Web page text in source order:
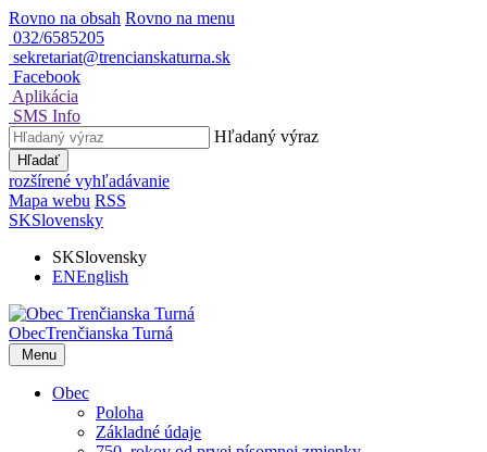
Rovno na obsah Rovno na menu
032/6585205
sekretariat@trencianskaturna.sk
Facebook
Aplikácia
SMS Info
Hľadaný výraz
Hľadať
rozšírené vyhľadávanie
Mapa webu RSS
SKSlovensky
SKSlovensky
ENEnglish
ObecTrenčianska Turná
Menu
Obec
Poloha
Základné údaje